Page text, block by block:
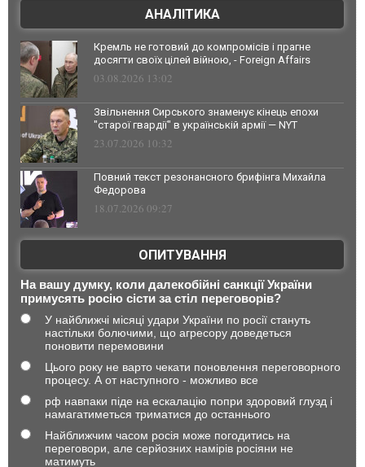
АНАЛІТИКА
Кремль не готовий до компромісів і прагне
досягти своїх цілей війною, - Foreign Affairs
03.08.2026 13:02
Звільнення Сирського знаменує кінець епохи
"старої гвардії" в українській армії — NYT
23.07.2026 10:32
Повний текст резонансного брифінга Михайла
Федорова
18.07.2026 09:27
ОПИТУВАННЯ
На вашу думку, коли далекобійні санкції України
примусять росію сісти за стіл переговорів?
У найближчі місяці удари України по росії стануть
настільки болючими, що агресору доведеться
поновити перемовини
Цього року не варто чекати поновлення переговорного
процесу. А от наступного - можливо все
рф навпаки піде на ескалацію попри здоровий глузд і
намагатиметься триматися до останнього
Найближчим часом росія може погодитись на
переговори, але серйозних намірів росіяни не
матимуть